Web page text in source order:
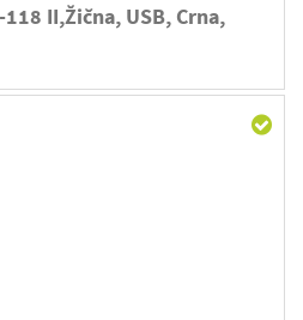
II,žična, USB, Crna,